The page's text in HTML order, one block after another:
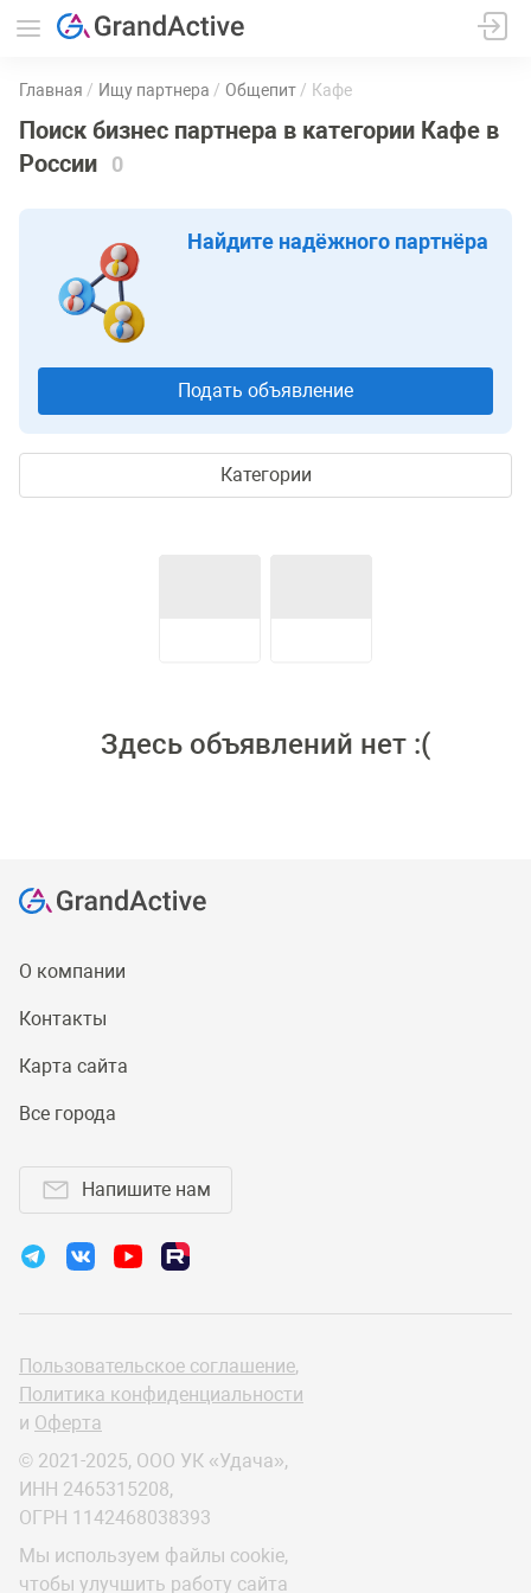
Главная Ищу партнера Общепит Кафе
Поиск бизнес партнера в категории Кафе в
России
0
Найдите надёжного партнёра
Подать объявление
Категории
Здесь объявлений нет :(
О компании
Контакты
Карта сайта
Все города
Напишите нам
Пользовательское соглашение,
Политика конфиденциальности
и Оферта
© 2021-2025, ООО УК «Удача»,
ИНН 2465315208,
ОГРН 1142468038393
Мы используем файлы cookie,
чтобы улучшить работу сайта